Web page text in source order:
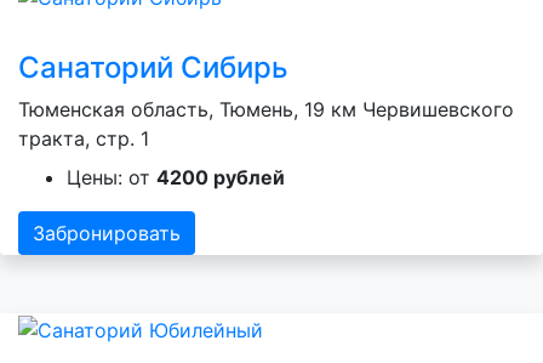
Санаторий Сибирь
Тюменская область, Тюмень, 19 км Червишевского
тракта, стр. 1
Цены: от 4200 рублей
Забронировать